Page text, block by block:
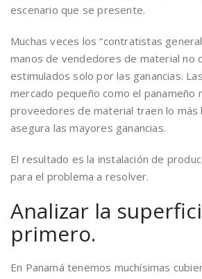
escenario que se presente.
Muchas veces los “contratistas
manos de vendedores de material no
estimulados solo por las ganancias.
mercado pequeño como el panameño
proveedores de material traen lo más
asegura las mayores ganancias.
El resultado es la instalación de
para el problema a resolver.
Analizar la
primero.
En Panamá tenemos muchísimas